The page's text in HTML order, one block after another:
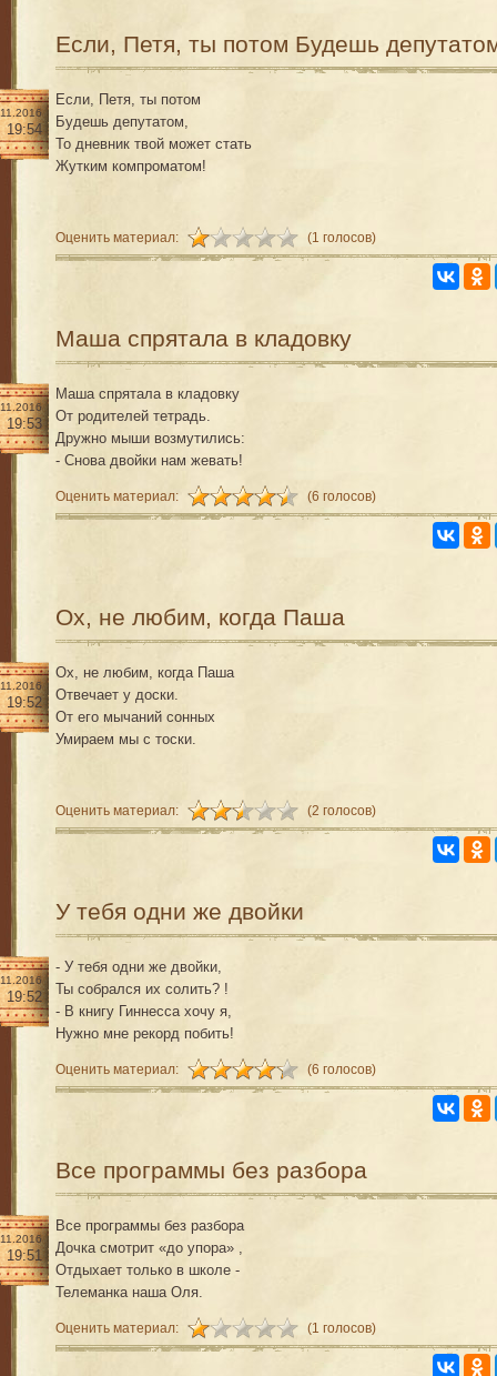
Если, Петя, ты потом Будешь
19:54
Если, Петя, ты потом
Будешь депутатом,
То дневник твой может стать
Жутким компроматом!
Оценить материал: (1 голосов)
Маша спрятала в кладовку
19:53
Маша спрятала в кладовку
От родителей тетрадь.
Дружно мыши возмутились:
- Снова двойки нам жевать!
Оценить материал: (6 голосов)
Ох, не любим, когда Паша
19:52
Ох, не любим, когда Паша
Отвечает у доски.
От его мычаний сонных
Умираем мы с тоски.
Оценить материал: (2 голосов)
У тебя одни же двойки
19:52
- У тебя одни же двойки,
Ты собрался их солить? !
- В книгу Гиннесса хочу я,
Нужно мне рекорд побить!
Оценить материал: (6 голосов)
Все программы без разбора
19:51
Все программы без разбора
Дочка смотрит «до упора» ,
Отдыхает только в школе -
Телеманка наша Оля.
Оценить материал: (1 голосов)